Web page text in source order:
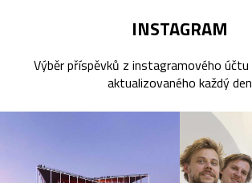
INSTAGRAM
Výběr příspěvků z instagramového účtu
aktualizovaného každý den